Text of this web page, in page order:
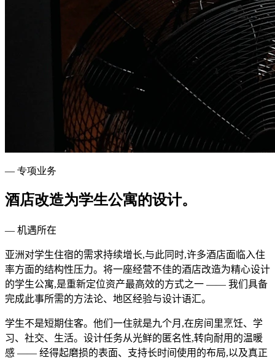
— 专项业务
酒店改造为学生公寓的设计。
— 机遇所在
亚洲对学生住宿的需求持续增长,与此同时,许多酒店面临入住
率方面的结构性压力。将一座经营不佳的酒店改造为精心设计
的学生公寓,是重新定位资产最高效的方式之一 —— 我们具备
完成此事所需的方法论、地区经验与设计语汇。
学生不是短期住客。他们一住就是九个月,在房间里烹饪、学
习、社交、生活。设计任务从光鲜的匿名性,转向耐用的温暖
感 —— 经得起磨损的表面、支持长时间使用的布局,以及真正